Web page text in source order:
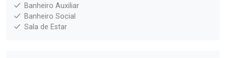
Banheiro Auxiliar
Banheiro Social
Sala de Estar